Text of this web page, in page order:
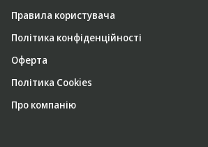
Правила користувача
Політика конфіденційності
Оферта
Політика Cookies
Про компанію